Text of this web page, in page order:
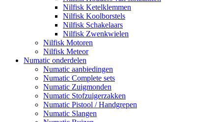
Nilfisk Ketelklemmen
Nilfisk Koolborstels
Nilfisk Schakelaars
Nilfisk Zwenkwielen
Nilfisk Motoren
Nilfisk Meteor
Numatic onderdelen
Numatic aanbiedingen
Numatic Complete sets
Numatic Zuigmonden
Numatic Stofzuigerzakken
Numatic Pistool / Handgrepen
Numatic Slangen